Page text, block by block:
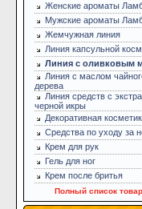
Женские ароматы
Мужские ароматы
Жемчужная линия
Линия капсульной
Линия с оливковым
Линия с маслом
дерева
Линия средств с
черной икры
Декоративная
Средства по уходу за
Крем для рук
Гель для ног
Крем после бритья
Полный список